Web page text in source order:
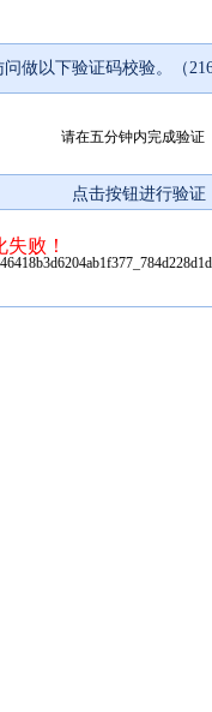
做以下验证码校验。（
请在五分钟内完成验证
败！